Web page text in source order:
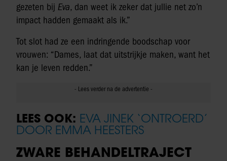
gezeten bij Eva, dan weet ik zeker dat jullie net zo’n
impact hadden gemaakt als ik.”
Tot slot had ze een indringende boodschap voor
vrouwen: “Dames, laat dat uitstrijkje maken, want het
kan je leven redden.”
LEES OOK: EVA JINEK ‘ONTROERD’
DOOR EMMA HEESTERS
ZWARE BEHANDELTRAJECT